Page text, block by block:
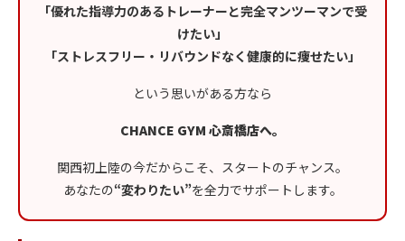
「優れた指導力のあるトレーナーと完全マンツーマンで受
けたい」
「ストレスフリー・リバウンドなく健康的に痩せたい」
という思いがある方なら
CHANCE GYM 心斎橋店へ。
関西初上陸の今だからこそ、スタートのチャンス。
あなたの“変わりたい”を全力でサポートします。